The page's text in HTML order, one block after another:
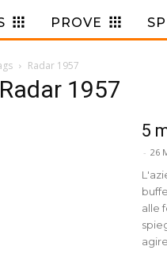
PROVE
Radar 1957
1957
5
- 26
alle